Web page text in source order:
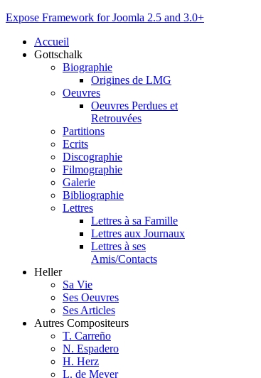
Expose Framework for Joomla 2.5 and 3.0+
Accueil
Gottschalk
Biographie
Origines de LMG
Oeuvres
Oeuvres Perdues et
Retrouvées
Partitions
Ecrits
Discographie
Filmographie
Galerie
Bibliographie
Lettres
Lettres à sa Famille
Lettres aux Journaux
Lettres à ses
Amis/Contacts
Heller
Sa Vie
Ses Oeuvres
Ses Articles
Autres Compositeurs
T. Carreño
N. Espadero
H. Herz
L. de Meyer